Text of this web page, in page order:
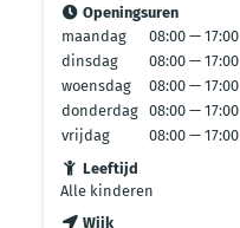
Openingsuren
maandag
08:00 — 17:00
dinsdag
08:00 — 17:00
woensdag
08:00 — 17:00
donderdag 08:00 — 17:00
vrijdag
08:00 — 17:00
Leeftijd
Alle kinderen
Wijk